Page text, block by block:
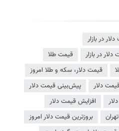
در بازار
در بازار
قیمت طلا
قیمت دلار، سکه و طلا امروز
دلار
پیش‌بینی قیمت دلار
افزایش قیمت دلار
بروزترین قیمت دلار امروز